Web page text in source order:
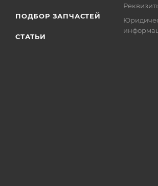
ПОДБОР ЗАПЧАСТЕЙ
СТАТЬИ